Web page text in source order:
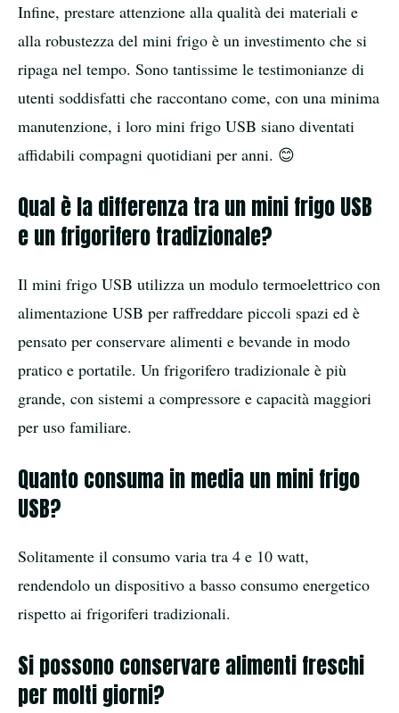
Infine, prestare attenzione alla qualità dei materiali e
alla robustezza del mini frigo è un investimento che si
ripaga nel tempo. Sono tantissime le testimonianze di
utenti soddisfatti che raccontano come, con una minima
manutenzione, i loro mini frigo USB siano diventati
affidabili compagni quotidiani per anni. 😊
Qual è la differenza tra un mini frigo USB
e un frigorifero tradizionale?
Il mini frigo USB utilizza un modulo termoelettrico con
alimentazione USB per raffreddare piccoli spazi ed è
pensato per conservare alimenti e bevande in modo
pratico e portatile. Un frigorifero tradizionale è più
grande, con sistemi a compressore e capacità maggiori
per uso familiare.
Quanto consuma in media un mini frigo
USB?
Solitamente il consumo varia tra 4 e 10 watt,
rendendolo un dispositivo a basso consumo energetico
rispetto ai frigoriferi tradizionali.
Si possono conservare alimenti freschi
per molti giorni?